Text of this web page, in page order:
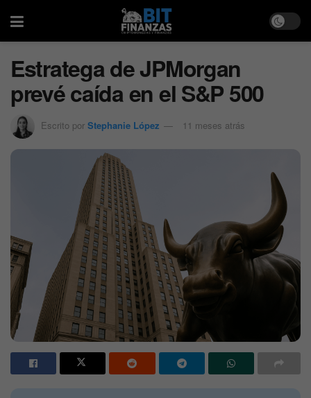
Estratega de JPMorgan
prevé caída en el S&P 500
Escrito por Stephanie López 11 meses atrás